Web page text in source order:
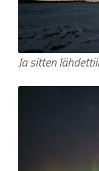
Ja sitten